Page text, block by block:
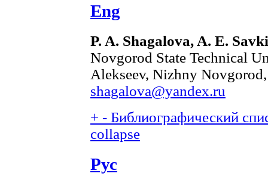
Eng
P. A. Shagalova, A. E.
Novgorod State Technical
Alekseev, Nizhny
shagalova@yandex.ru
+ - Библиографический
collapse
Рус